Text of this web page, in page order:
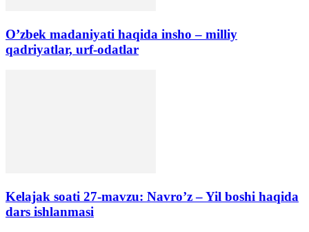
O’zbek madaniyati haqida insho – milliy
qadriyatlar, urf-odatlar
Kelajak soati 27-mavzu: Navro’z – Yil boshi haqida
dars ishlanmasi